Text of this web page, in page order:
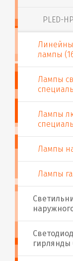
PLED-
лампы
Лампы
Лампы
Лампы
Лампы
гирлянды